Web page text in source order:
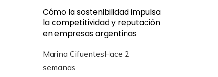
Cómo la sostenibilidad impulsa
la competitividad y reputación
en empresas argentinas
Marina CifuentesHace 2
semanas